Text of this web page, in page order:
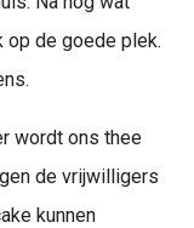
op de goede plek.
wordt ons thee
de vrijwilligers
kunnen